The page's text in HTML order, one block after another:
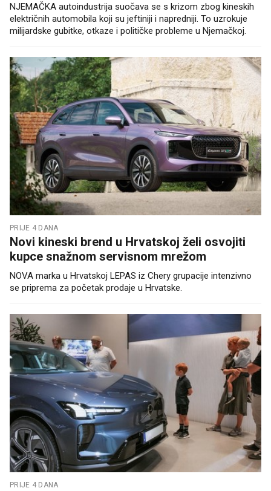
NJEMAČKA autoindustrija suočava se s krizom zbog kineskih
električnih automobila koji su jeftiniji i napredniji. To uzrokuje
milijardske gubitke, otkaze i političke probleme u Njemačkoj.
PRIJE 4 DANA
Novi kineski brend u Hrvatskoj želi osvojiti
kupce snažnom servisnom mrežom
NOVA marka u Hrvatskoj LEPAS iz Chery grupacije intenzivno
se priprema za početak prodaje u Hrvatske.
PRIJE 4 DANA